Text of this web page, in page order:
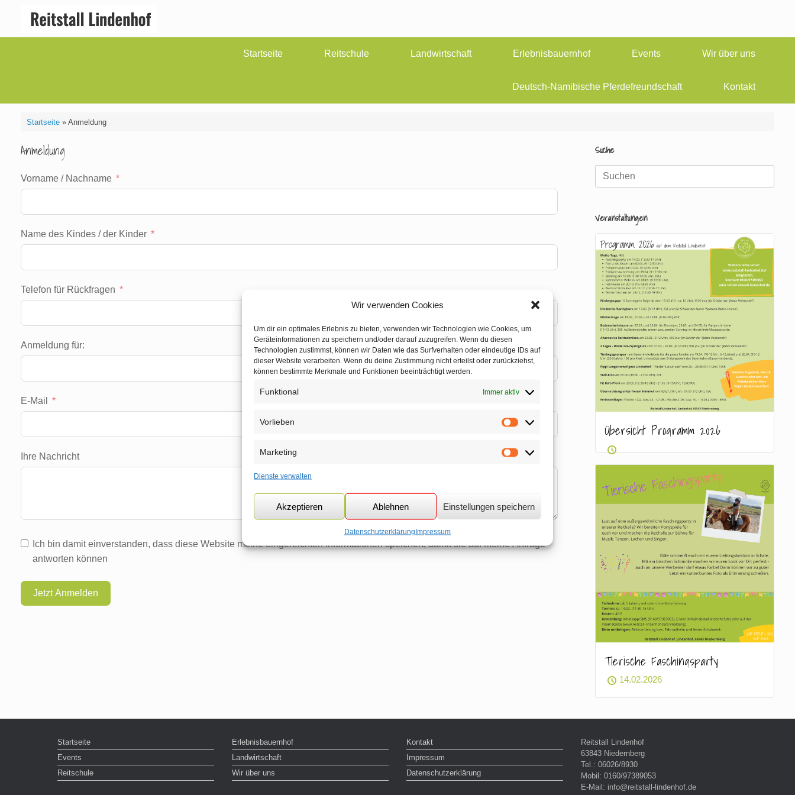
Wir verwenden Cookies
Um dir ein optimales Erlebnis zu bieten, verwenden wir Technologien wie Cookies, um
Geräteinformationen zu speichern und/oder darauf zuzugreifen. Wenn du diesen
Technologien zustimmst, können wir Daten wie das Surfverhalten oder eindeutige IDs auf
dieser Website verarbeiten. Wenn du deine Zustimmung nicht erteilst oder zurückziehst,
können bestimmte Merkmale und Funktionen beeinträchtigt werden.
Funktional Immer aktiv
Vorlieben
Vorlieben
Marketing
Marketing
Dienste verwalten
Akzeptieren Ablehnen Einstellungen speichern
DatenschutzerklärungImpressum
Startseite Reitschule Landwirtschaft Erlebnisbauernhof Events Wir über uns
Deutsch-Namibische Pferdefreundschaft Kontakt
Startseite» Anmeldung
Anmeldung
Vorname / Nachname
Name des Kindes / der Kinder
Telefon für Rückfragen
Anmeldung für:
E-Mail
Ihre Nachricht
Ich bin damit einverstanden, dass diese Website meine eingereichten Informationen speichert, damit sie auf meine Anfrage
antworten können
Jetzt Anmelden
Suche
Suche
nach:
Veranstaltungen
Übersicht Programm 2026
Tierische Faschingsparty
14.02.2026
Startseite
Events
Reitschule
Erlebnisbauernhof
Landwirtschaft
Wir über uns
Kontakt
Impressum
Datenschutzerklärung
Reitstall Lindenhof
63843 Niedernberg
Tel.: 06026/8930
Mobil: 0160/97389053
E-Mail: info@reitstall-lindenhof.de